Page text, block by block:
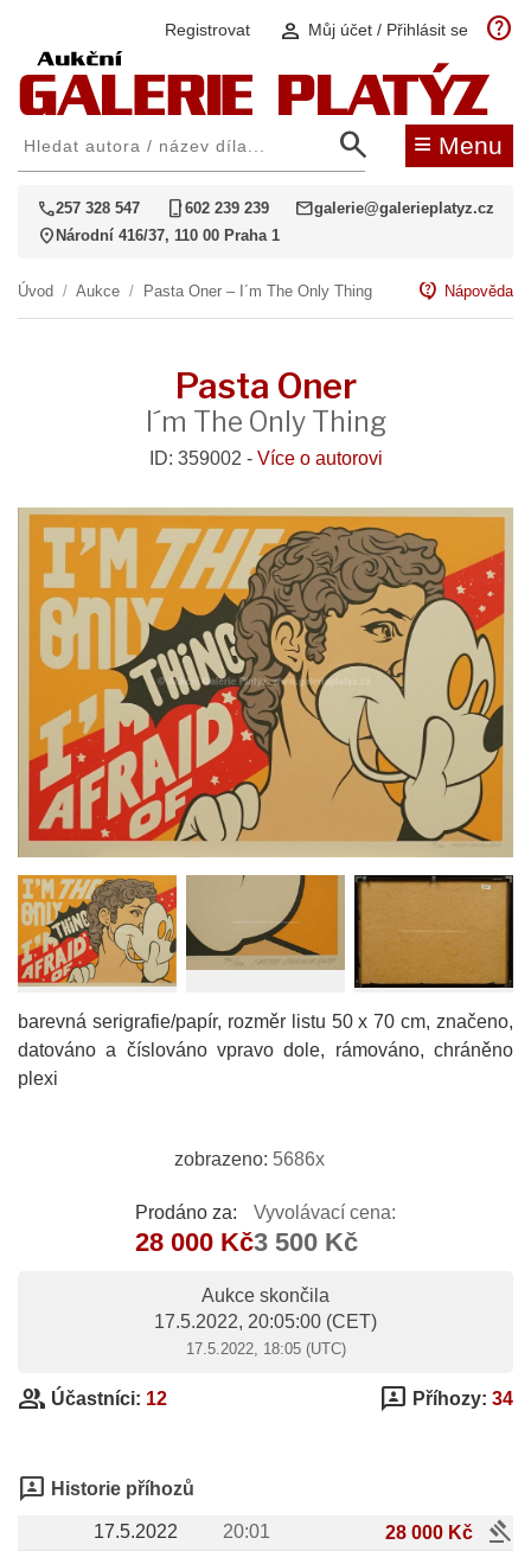
Registrovat person Můj účet / Přihlásit se help
search ≡ Menu
call257 328 547 phone_iphone602 239 239 mailgalerie@galerieplatyz.cz
location_on Národní 416/37, 110 00 Praha 1
Úvod / Aukce / Pasta Oner – I´m The Only Thing contact_support Nápověda
Pasta Oner
I´m The Only Thing
ID: 359002 - Více o autorovi
barevná serigrafie/papír, rozměr listu 50 x 70 cm, značeno,
datováno a číslováno vpravo dole, rámováno, chráněno
plexi
zobrazeno: 5686x
Prodáno za:
28 000 Kč
Vyvolávací cena:
3 500 Kč
Aukce skončila
17.5.2022, 20:05:00 (CET)
17.5.2022, 18:05 (UTC)
group Účastníci: 12 3p Příhozy: 34
3p Historie příhozů
17.5.2022 20:01 28 000 Kč gavel